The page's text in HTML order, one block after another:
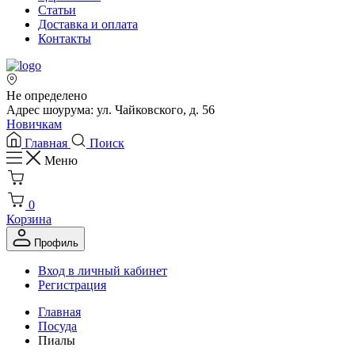
Статьи
Доставка и оплата
Контакты
Не определено
Адрес шоурума: ул. Чайковского, д. 56
Новичкам
Главная
Поиск
Меню
0
Корзина
Профиль
Вход в личный кабинет
Регистрация
Главная
Посуда
Пиалы